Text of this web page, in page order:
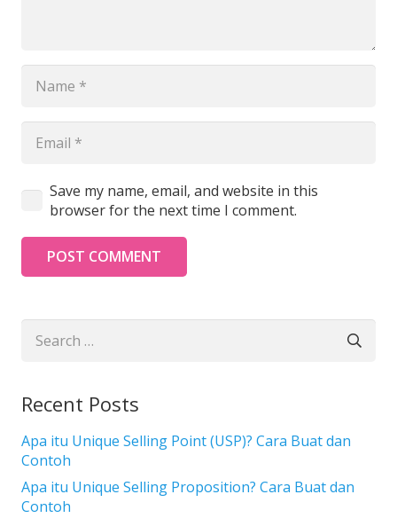
Save my name, email, and website in this
browser for the next time I comment.
POST COMMENT
Recent Posts
Apa itu Unique Selling Point (USP)? Cara Buat dan
Contoh
Apa itu Unique Selling Proposition? Cara Buat dan
Contoh